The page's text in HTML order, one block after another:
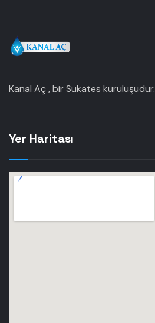
Kanal Aç , bir Sukates kuruluşudur.
Yer Haritası